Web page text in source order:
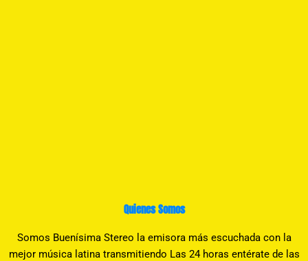
Quienes Somos
Somos Buenísima Stereo la emisora más escuchada con la
mejor música latina transmitiendo Las 24 horas entérate de las